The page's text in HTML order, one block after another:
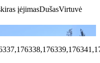
įėjimasDušasVirtuvė